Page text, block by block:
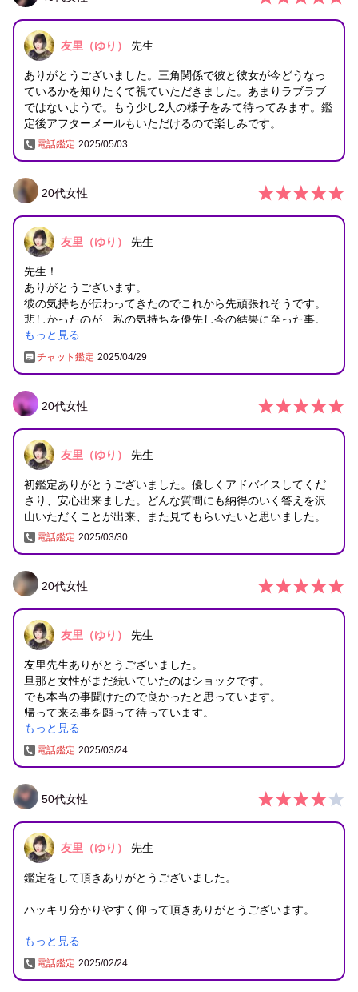
友里（ゆり） 先生
ありがとうございました。三角関係で彼と彼女が今どうなっ
ているかを知りたくて視ていただきました。あまりラブラブ
ではないようで。もう少し2人の様子をみて待ってみます。鑑
定後アフターメールもいただけるので楽しみです。
電話鑑定 2025/05/03
20代女性
友里（ゆり） 先生
先生！
ありがとうございます。
彼の気持ちが伝わってきたのでこれから先頑張れそうです。
悲しかったのが、私の気持ちを優先し今の結果に至った事。
あの時もう少しお互いを思いやり話せたらよかった後悔があ
ります。
もっと見る
チャット鑑定 2025/04/29
20代女性
友里（ゆり） 先生
初鑑定ありがとうございました。優しくアドバイスしてくだ
さり、安心出来ました。どんな質問にも納得のいく答えを沢
山いただくことが出来、また見てもらいたいと思いました。
電話鑑定 2025/03/30
20代女性
友里（ゆり） 先生
友里先生ありがとうございました。
旦那と女性がまだ続いていたのはショックです。
でも本当の事聞けたので良かったと思っています。
帰って来る事を願って待っています。
また何かありましたら相談させて頂きます。
よろしくお願いします。
もっと見る
電話鑑定 2025/03/24
50代女性
友里（ゆり） 先生
鑑定をして頂きありがとうございました。
ハッキリ分かりやすく仰って頂きありがとうございます。
また機会があれば宜しくお願い致します。
もっと見る
電話鑑定 2025/02/24